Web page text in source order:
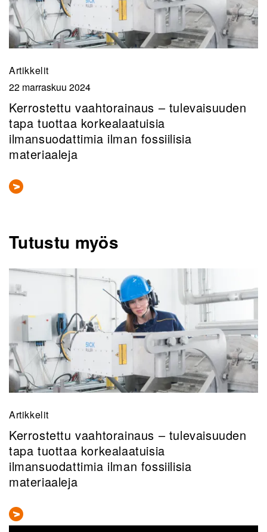
Artikkelit
22 marraskuu 2024
Kerrostettu vaahtorainaus – tulevaisuuden
tapa tuottaa korkealaatuisia
ilmansuodattimia ilman fossiilisia
materiaaleja
Tutustu myös
Artikkelit
Kerrostettu vaahtorainaus – tulevaisuuden
tapa tuottaa korkealaatuisia
ilmansuodattimia ilman fossiilisia
materiaaleja